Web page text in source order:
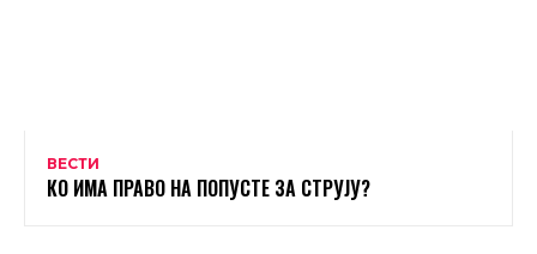
ВЕСТИ
КО ИМА ПРАВО НА ПОПУСТЕ ЗА СТРУЈУ?